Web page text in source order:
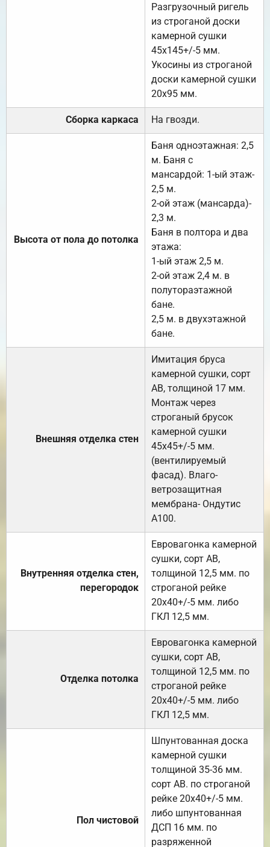
Разгрузочный ригель
из строганой доски
камерной сушки
45х145+/-5 мм.
Укосины из строганой
доски камерной сушки
20х95 мм.
Сборка каркаса На гвозди.
Высота от пола до потолка
Баня одноэтажная: 2,5
м. Баня с
мансардой: 1-ый этаж-
2,5 м.
2-ой этаж (мансарда)-
2,3 м.
Баня в полтора и два
этажа:
1-ый этаж 2,5 м.
2-ой этаж 2,4 м. в
полутораэтажной
бане.
2,5 м. в двухэтажной
бане.
Внешняя отделка стен
Имитация бруса
камерной сушки, сорт
АВ, толщиной 17 мм.
Монтаж через
строганый брусок
камерной сушки
45х45+/-5 мм.
(вентилируемый
фасад). Влаго-
ветрозащитная
мембрана- Ондутис
А100.
Внутренняя отделка стен,
перегородок
Евровагонка камерной
сушки, сорт АВ,
толщиной 12,5 мм. по
строганой рейке
20х40+/-5 мм. либо
ГКЛ 12,5 мм.
Отделка потолка
Евровагонка камерной
сушки, сорт АВ,
толщиной 12,5 мм. по
строганой рейке
20х40+/-5 мм. либо
ГКЛ 12,5 мм.
Пол чистовой
Шпунтованная доска
камерной сушки
толщиной 35-36 мм.
сорт АВ. по строганой
рейке 20х40+/-5 мм.
либо шпунтованная
ДСП 16 мм. по
разряженной